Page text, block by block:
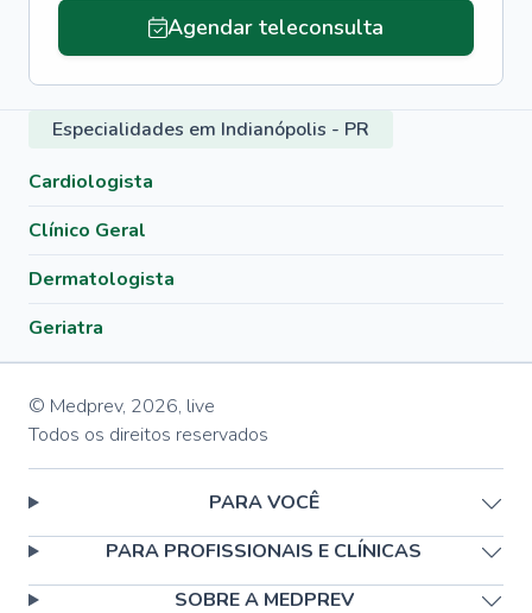
Agendar teleconsulta
Especialidades em Indianópolis - PR
Cardiologista
Clínico Geral
Dermatologista
Geriatra
© Medprev, 2026, live
Todos os direitos reservados
PARA VOCÊ
PARA PROFISSIONAIS E CLÍNICAS
SOBRE A MEDPREV